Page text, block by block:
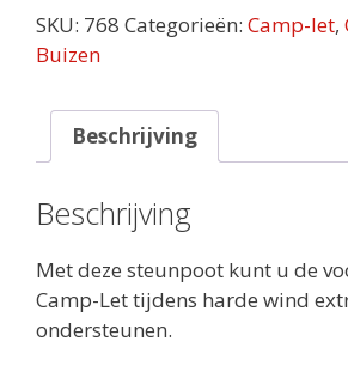
poot
aantal
SKU: 768 Categorieën: Camp-let,
Buizen
Beschrijving
Beschrijving
Met deze steunpoot kunt u de
Camp-Let tijdens harde wind
ondersteunen.